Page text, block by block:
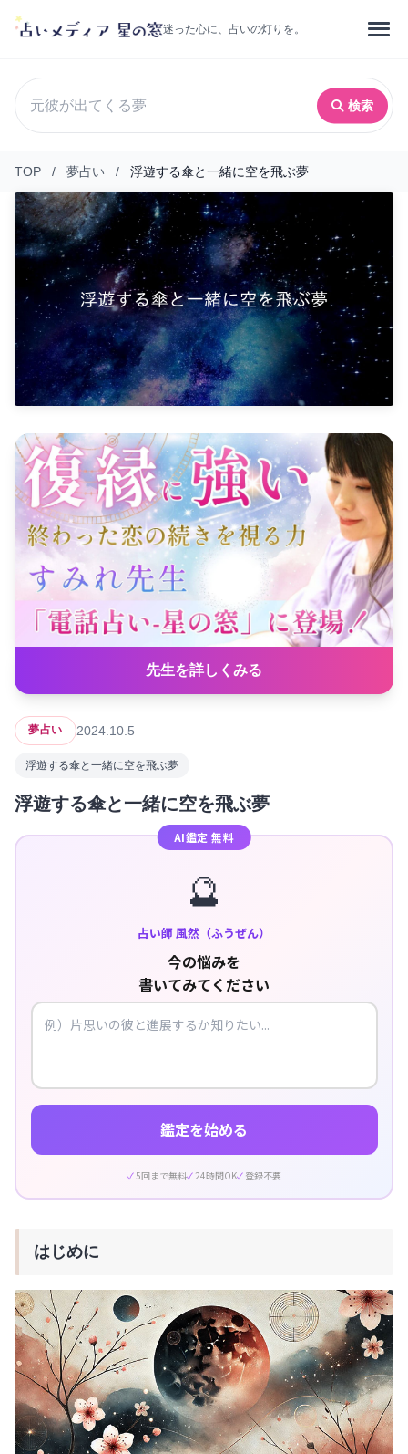
迷った心に、占いの灯りを。
検索
TOP / 夢占い / 浮遊する傘と一緒に空を飛ぶ夢
先生を詳しくみる
夢占い 2024.10.5
浮遊する傘と一緒に空を飛ぶ夢
浮遊する傘と一緒に空を飛ぶ夢
AI鑑定 無料
🔮
占い師 風然（ふうぜん）
今の悩みを
書いてみてください
鑑定を始める
5回まで無料 24時間OK 登録不要
はじめに